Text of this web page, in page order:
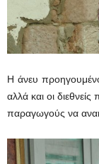
Η άνευ
αλλά και οι
παραγωγούς να